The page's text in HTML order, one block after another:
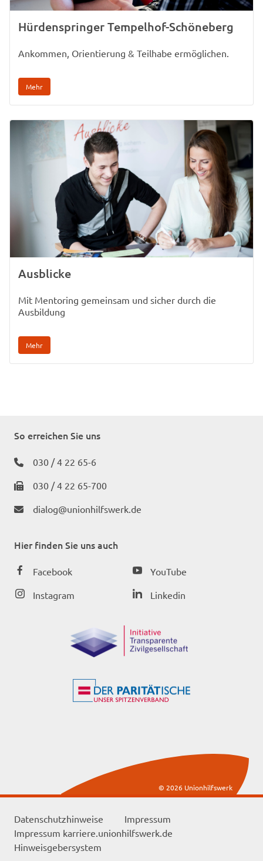
Hürdenspringer Tempelhof-Schöneberg
Ankommen, Orientierung & Teilhabe ermöglichen.
Mehr
Ausblicke
Mit Mentoring gemeinsam und sicher durch die
Ausbildung
Mehr
So erreichen Sie uns
030 / 4 22 65-6
030 / 4 22 65-700
dialog@unionhilfswerk.de
Hier finden Sie uns auch
Facebook
Instagram
YouTube
Linkedin
© 2026 Unionhilfswerk
Datenschutzhinweise
Impressum
Impressum karriere.unionhilfswerk.de
Hinweisgebersystem